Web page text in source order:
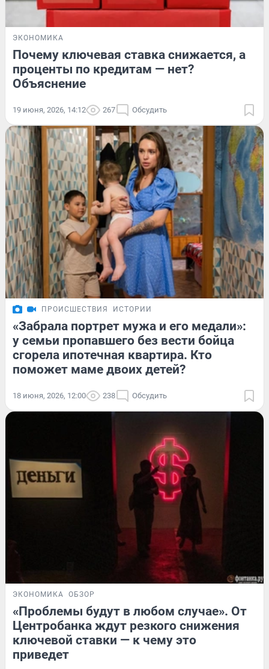
ЭКОНОМИКА
Почему ключевая ставка снижается, а
проценты по кредитам — нет?
Объяснение
19 июня, 2026, 14:12 267 Обсудить
ПРОИСШЕСТВИЯ ИСТОРИИ
«Забрала портрет мужа и его медали»:
у семьи пропавшего без вести бойца
сгорела ипотечная квартира. Кто
поможет маме двоих детей?
18 июня, 2026, 12:00 238 Обсудить
ЭКОНОМИКА ОБЗОР
«Проблемы будут в любом случае». От
Центробанка ждут резкого снижения
ключевой ставки — к чему это
приведет